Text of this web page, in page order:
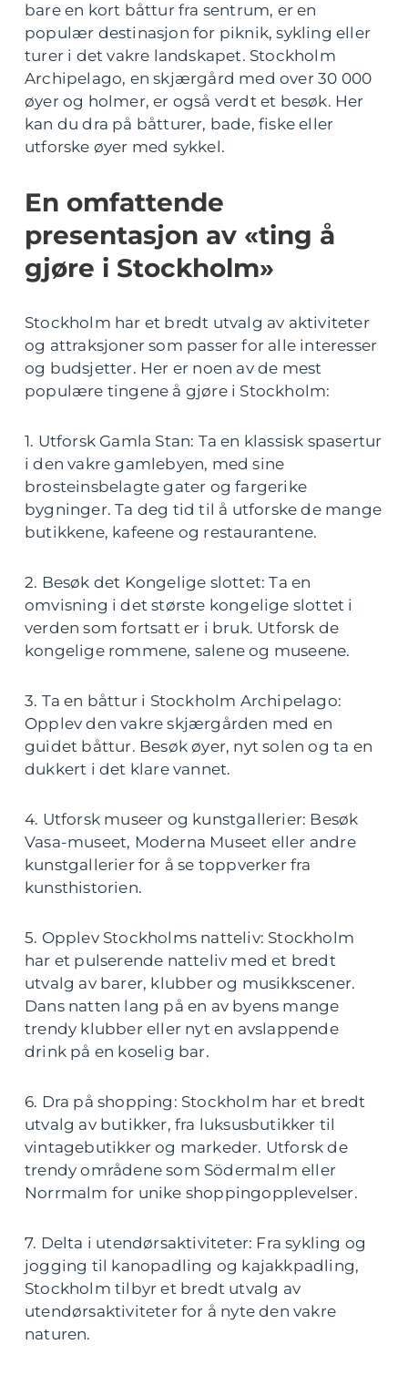
bare en kort båttur fra sentrum, er en
populær destinasjon for piknik, sykling eller
turer i det vakre landskapet. Stockholm
Archipelago, en skjærgård med over 30 000
øyer og holmer, er også verdt et besøk. Her
kan du dra på båtturer, bade, fiske eller
utforske øyer med sykkel.
En omfattende
presentasjon av «ting å
gjøre i Stockholm»
Stockholm har et bredt utvalg av aktiviteter
og attraksjoner som passer for alle interesser
og budsjetter. Her er noen av de mest
populære tingene å gjøre i Stockholm:
1. Utforsk Gamla Stan: Ta en klassisk spasertur
i den vakre gamlebyen, med sine
brosteinsbelagte gater og fargerike
bygninger. Ta deg tid til å utforske de mange
butikkene, kafeene og restaurantene.
2. Besøk det Kongelige slottet: Ta en
omvisning i det største kongelige slottet i
verden som fortsatt er i bruk. Utforsk de
kongelige rommene, salene og museene.
3. Ta en båttur i Stockholm Archipelago:
Opplev den vakre skjærgården med en
guidet båttur. Besøk øyer, nyt solen og ta en
dukkert i det klare vannet.
4. Utforsk museer og kunstgallerier: Besøk
Vasa-museet, Moderna Museet eller andre
kunstgallerier for å se toppverker fra
kunsthistorien.
5. Opplev Stockholms natteliv: Stockholm
har et pulserende natteliv med et bredt
utvalg av barer, klubber og musikkscener.
Dans natten lang på en av byens mange
trendy klubber eller nyt en avslappende
drink på en koselig bar.
6. Dra på shopping: Stockholm har et bredt
utvalg av butikker, fra luksusbutikker til
vintagebutikker og markeder. Utforsk de
trendy områdene som Södermalm eller
Norrmalm for unike shoppingopplevelser.
7. Delta i utendørsaktiviteter: Fra sykling og
jogging til kanopadling og kajakkpadling,
Stockholm tilbyr et bredt utvalg av
utendørsaktiviteter for å nyte den vakre
naturen.